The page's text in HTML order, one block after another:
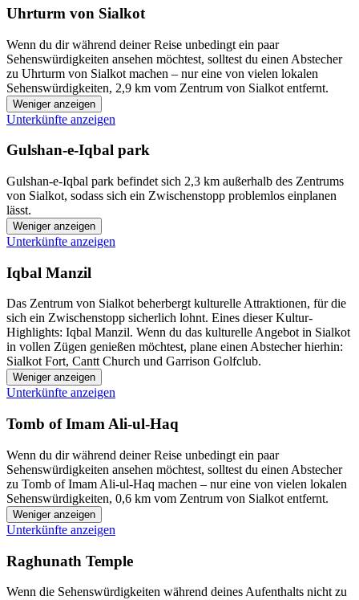
Uhrturm von Sialkot
Wenn du dir während deiner Reise unbedingt ein paar
Sehenswürdigkeiten ansehen möchtest, solltest du einen Abstecher
zu Uhrturm von Sialkot machen – nur eine von vielen lokalen
Sehenswürdigkeiten, 2,9 km vom Zentrum von Sialkot entfernt.
Weniger anzeigen
Unterkünfte anzeigen
Gulshan-e-Iqbal park
Gulshan-e-Iqbal park befindet sich 2,3 km außerhalb des Zentrums
von Sialkot, sodass sich ein Zwischenstopp problemlos einplanen
lässt.
Weniger anzeigen
Unterkünfte anzeigen
Iqbal Manzil
Das Zentrum von Sialkot beherbergt kulturelle Attraktionen, für die
sich ein Zwischenstopp sicherlich lohnt. Eines dieser Kultur-
Highlights: Iqbal Manzil. Wenn du das kulturelle Angebot in Sialkot
in vollen Zügen genießen möchtest, plane einen Abstecher hierhin:
Sialkot Fort, Cantt Church und Garrison Golfclub.
Weniger anzeigen
Unterkünfte anzeigen
Tomb of Imam Ali-ul-Haq
Wenn du dir während deiner Reise unbedingt ein paar
Sehenswürdigkeiten ansehen möchtest, solltest du einen Abstecher
zu Tomb of Imam Ali-ul-Haq machen – nur eine von vielen lokalen
Sehenswürdigkeiten, 0,6 km vom Zentrum von Sialkot entfernt.
Weniger anzeigen
Unterkünfte anzeigen
Raghunath Temple
Wenn die Sehenswürdigkeiten während deines Aufenthalts nicht zu